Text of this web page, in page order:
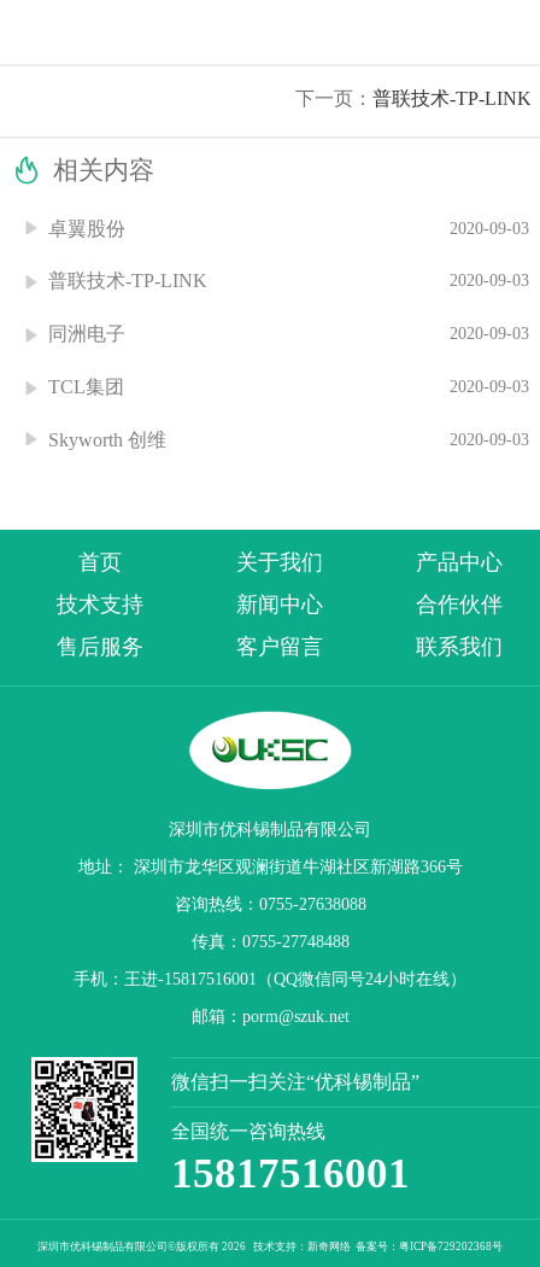
下一页： 普联技术-TP-LINK
 相关内容
卓翼股份 2020-09-03
普联技术-TP-LINK 2020-09-03
同洲电子 2020-09-03
TCL集团 2020-09-03
Skyworth 创维 2020-09-03
首页 关于我们
产品中心
技术支持
新闻中心
合作伙伴
售后服务
客户留言 联系我们
深圳市优科锡制品有限公司
地址： 深圳市龙华区观澜街道牛湖社区新湖路366号
咨询热线：0755-27638088
传真：0755-27748488
手机：王进-15817516001（QQ微信同号24小时在线）
邮箱：porm@szuk.net
微信扫一扫关注“优科锡制品”
全国统一咨询热线
15817516001
深圳市优科锡制品有限公司©版权所有 2026 技术支持： 新奇网络 备案号： 粤ICP备729202368号